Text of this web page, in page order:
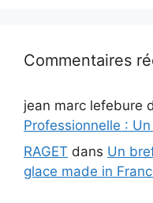
Commentaires
jean marc lefebure
Professionnelle :
RAGET dans Un
glace made in